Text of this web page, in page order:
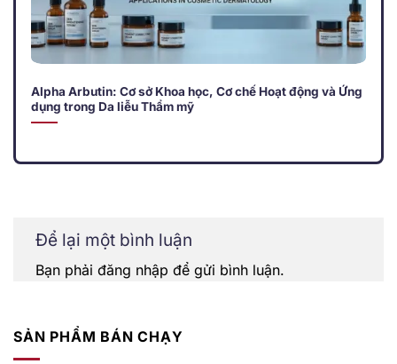
Alpha Arbutin: Cơ sở Khoa học, Cơ chế Hoạt động và Ứng
dụng trong Da liễu Thẩm mỹ
Để lại một bình luận
Bạn phải đăng nhập để gửi bình luận.
SẢN PHẨM BÁN CHẠY